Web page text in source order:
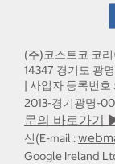
(주)코스트코 코
14347 경기도 광
| 사업자 등록번호
2013-경기광명-
문의 바로가기
신(E-mail :
Google Ireland